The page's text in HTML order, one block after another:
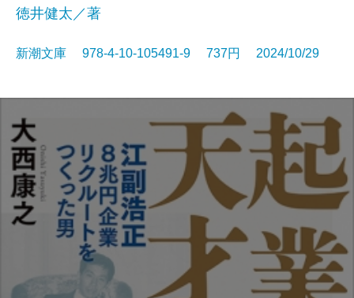
徳井健太／著
新潮文庫 978-4-10-105491-9 737円 2024/10/29